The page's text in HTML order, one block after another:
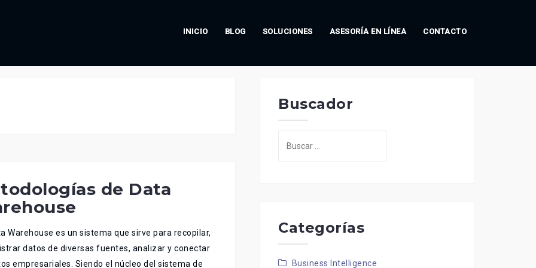
INICIO BLOG SOLUCIONES ASESORÍA EN LÍNEA CONTACTO
de Data
Warehouse es un sistema que sirve para recopilar,
datos de diversas fuentes, analizar y conectar
empresariales. Siendo el núcleo del sistema de
Buscador
Categorías
Business Intelligence